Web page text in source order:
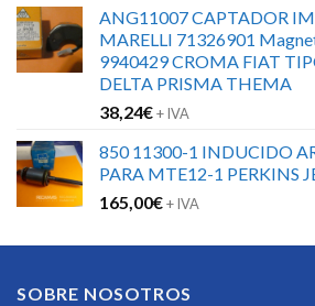
ANG11007 CAPTADOR
MARELLI 71326901
9940429 CROMA FIAT
DELTA PRISMA THEMA
38,24€+ IVA
850 11300-1 INDUCIDO
PARA MTE12-1 PERKINS
165,00€+ IVA
SOBRE NOSOTROS